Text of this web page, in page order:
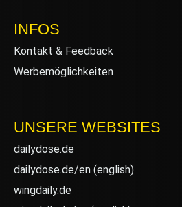
INFOS
Kontakt & Feedback
Werbemöglichkeiten
UNSERE WEBSITES
dailydose.de
dailydose.de/en (english)
wingdaily.de